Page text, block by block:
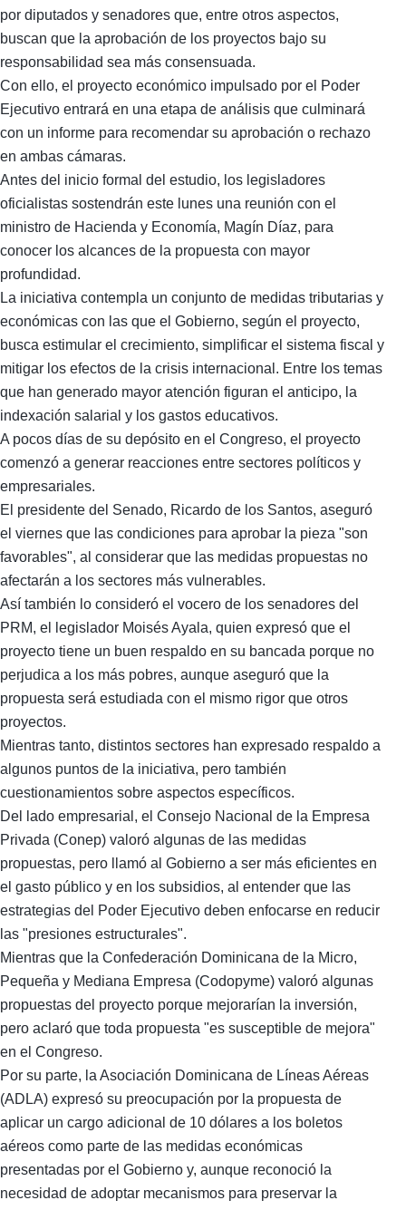
por diputados y senadores que, entre otros aspectos,
buscan que la aprobación de los proyectos bajo su
responsabilidad sea más consensuada.
Con ello, el proyecto económico impulsado por el Poder
Ejecutivo entrará en una etapa de análisis que culminará
con un informe para recomendar su aprobación o rechazo
en ambas cámaras.
Antes del inicio formal del estudio, los legisladores
oficialistas sostendrán este lunes una reunión con el
ministro de Hacienda y Economía, Magín Díaz, para
conocer los alcances de la propuesta con mayor
profundidad.
La iniciativa contempla un conjunto de medidas tributarias y
económicas con las que el Gobierno, según el proyecto,
busca estimular el crecimiento, simplificar el sistema fiscal y
mitigar los efectos de la crisis internacional. Entre los temas
que han generado mayor atención figuran el anticipo, la
indexación salarial y los gastos educativos.
A pocos días de su depósito en el Congreso, el proyecto
comenzó a generar reacciones entre sectores políticos y
empresariales.
El presidente del Senado, Ricardo de los Santos, aseguró
el viernes que las condiciones para aprobar la pieza "son
favorables", al considerar que las medidas propuestas no
afectarán a los sectores más vulnerables.
Así también lo consideró el vocero de los senadores del
PRM, el legislador Moisés Ayala, quien expresó que el
proyecto tiene un buen respaldo en su bancada porque no
perjudica a los más pobres, aunque aseguró que la
propuesta será estudiada con el mismo rigor que otros
proyectos.
Mientras tanto, distintos sectores han expresado respaldo a
algunos puntos de la iniciativa, pero también
cuestionamientos sobre aspectos específicos.
Del lado empresarial, el Consejo Nacional de la Empresa
Privada (Conep) valoró algunas de las medidas
propuestas, pero llamó al Gobierno a ser más eficientes en
el gasto público y en los subsidios, al entender que las
estrategias del Poder Ejecutivo deben enfocarse en reducir
las "presiones estructurales".
Mientras que la Confederación Dominicana de la Micro,
Pequeña y Mediana Empresa (Codopyme) valoró algunas
propuestas del proyecto porque mejorarían la inversión,
pero aclaró que toda propuesta "es susceptible de mejora"
en el Congreso.
Por su parte, la Asociación Dominicana de Líneas Aéreas
(ADLA) expresó su preocupación por la propuesta de
aplicar un cargo adicional de 10 dólares a los boletos
aéreos como parte de las medidas económicas
presentadas por el Gobierno y, aunque reconoció la
necesidad de adoptar mecanismos para preservar la